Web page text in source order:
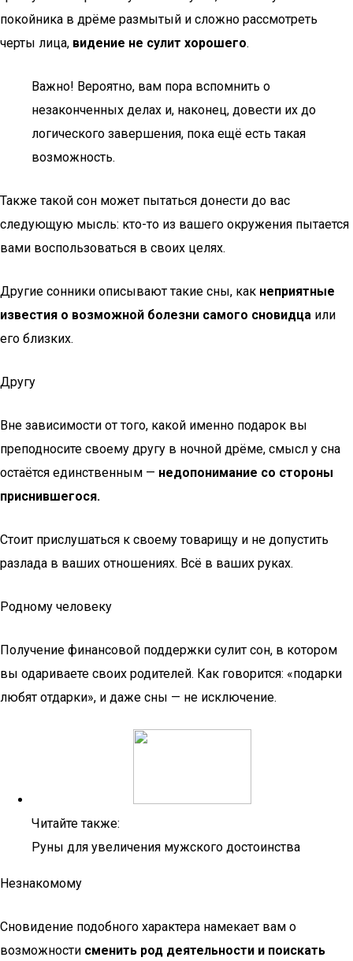
покойника в дрёме размытый и сложно рассмотреть
черты лица, видение не сулит хорошего.
Важно! Вероятно, вам пора вспомнить о
незаконченных делах и, наконец, довести их до
логического завершения, пока ещё есть такая
возможность.
Также такой сон может пытаться донести до вас
следующую мысль: кто-то из вашего окружения пытается
вами воспользоваться в своих целях.
Другие сонники описывают такие сны, как неприятные
известия о возможной болезни самого сновидца или
его близких.
Другу
Вне зависимости от того, какой именно подарок вы
преподносите своему другу в ночной дрёме, смысл у сна
остаётся единственным — недопонимание со стороны
приснившегося.
Стоит прислушаться к своему товарищу и не допустить
разлада в ваших отношениях. Всё в ваших руках.
Родному человеку
Получение финансовой поддержки сулит сон, в котором
вы одариваете своих родителей. Как говорится: «подарки
любят отдарки», и даже сны — не исключение.
Читайте также:
Руны для увеличения мужского достоинства
Незнакомому
Сновидение подобного характера намекает вам о
возможности сменить род деятельности и поискать